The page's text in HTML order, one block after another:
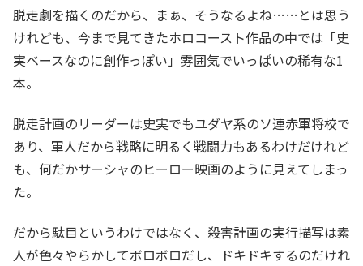
脱走劇を描くのだから、まぁ、そうなるよね……とは思う
けれども、今まで見てきたホロコースト作品の中では「史
実ベースなのに創作っぽい」雰囲気でいっぱいの稀有な1
本。
脱走計画のリーダーは史実でもユダヤ系のソ連赤軍将校で
あり、軍人だから戦略に明るく戦闘力もあるわけだけれど
も、何だかサーシャのヒーロー映画のように見えてしまっ
た。
だから駄目というわけではなく、殺害計画の実行描写は素
人が色々やらかしてボロボロだし、ドキドキするのだけれ